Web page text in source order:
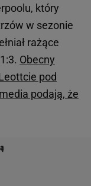
który
w sezonie
rażące
Obecny
pod
podają, że